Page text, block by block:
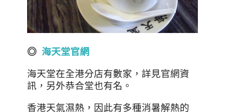
◎ 海天堂官網
海天堂在全港分店有數家，詳見官網資
訊，另外恭合堂也有名。
香港天氣濕熱，因此有多種消暑解熱的